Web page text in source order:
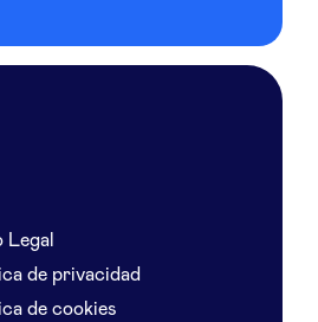
Legal
de privacidad
de cookies